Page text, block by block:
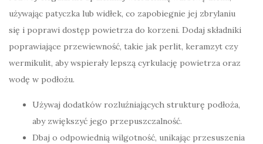
używając patyczka lub widłek, co zapobiegnie jej zbrylaniu
się i poprawi dostęp powietrza do korzeni. Dodaj składniki
poprawiające przewiewność, takie jak perlit, keramzyt czy
wermikulit, aby wspierały lepszą cyrkulację powietrza oraz
wodę w podłożu.
Używaj dodatków rozluźniających strukturę podłoża,
aby zwiększyć jego przepuszczalność.
Dbaj o odpowiednią wilgotność, unikając przesuszenia